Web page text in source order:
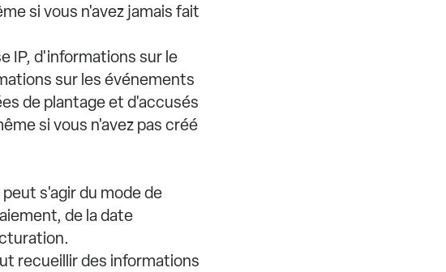
si vous n'avez jamais fait
IP, d'informations sur le
sur les événements
de plantage et d'accusés
si vous n'avez pas créé
peut s'agir du mode de
de la date
recueillir des informations